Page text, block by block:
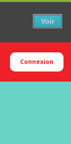
Connexion
Voir